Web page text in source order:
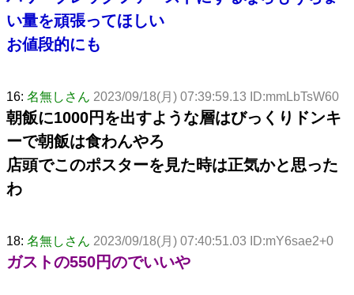
い量を頑張ってほしい
お値段的にも
16: 名無しさん 2023/09/18(月) 07:39:59.13 ID:mmLbTsW60
朝飯に1000円を出すような層はびっくりドンキ
ーで朝飯は食わんやろ
店頭でこのポスターを見た時は正気かと思った
わ
18: 名無しさん 2023/09/18(月) 07:40:51.03 ID:mY6sae2+0
ガストの550円のでいいや